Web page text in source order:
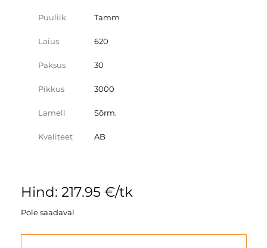
Puuliik Tamm
Laius 620
Paksus 30
Pikkus 3000
Lamell Sõrm.
Kvaliteet AB
Hind: 217.95 €/tk
Pole saadaval